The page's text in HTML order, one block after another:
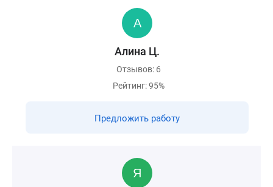
Алина Ц.
Отзывов: 6
Рейтинг: 95%
Предложить работу